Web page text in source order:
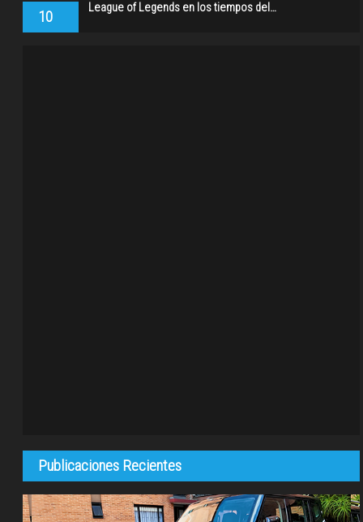
10 League of Legends en los tiempos del…
Publicaciones Recientes